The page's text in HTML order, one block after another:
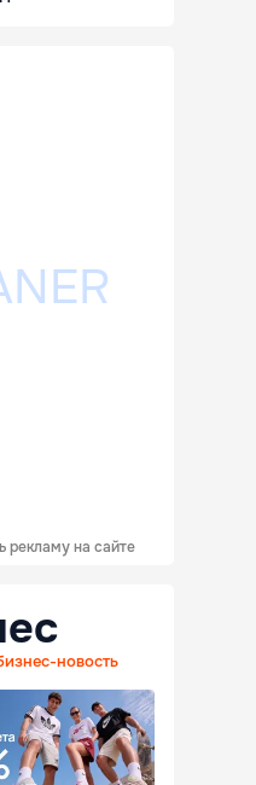
рекламу на сайте
новость